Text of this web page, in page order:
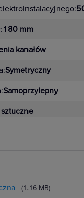
180 mm
kanałów
Symetryczny
Samoprzylepny
(1.16 MB)